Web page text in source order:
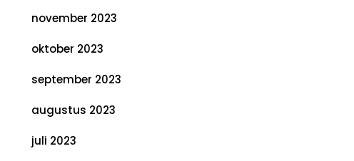
november 2023
oktober 2023
september 2023
augustus 2023
juli 2023